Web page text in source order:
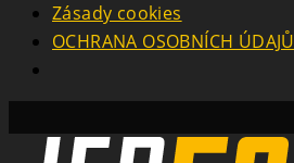
Zásady cookies
OCHRANA OSOBNÍCH ÚDAJŮ